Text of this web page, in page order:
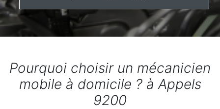
Pourquoi choisir un mécanicien
mobile à domicile ? à Appels
9200